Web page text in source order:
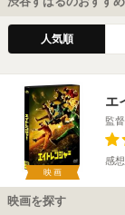
人気順
映画
エ
監督
感
映画を探す